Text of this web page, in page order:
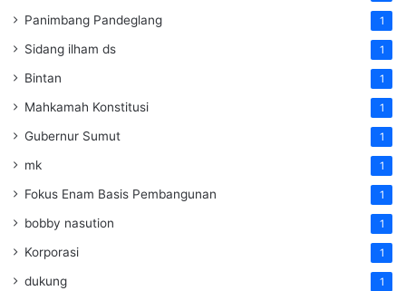
Panimbang Pandeglang 1
Sidang ilham ds 1
Bintan 1
Mahkamah Konstitusi 1
Gubernur Sumut 1
mk 1
Fokus Enam Basis Pembangunan 1
bobby nasution 1
Korporasi 1
dukung 1